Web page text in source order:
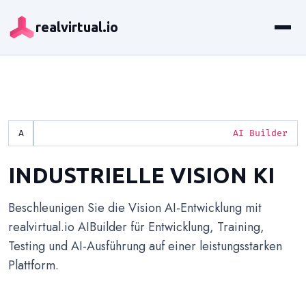
realvirtual.io
AI Builder
INDUSTRIELLE VISION KI
Beschleunigen Sie die Vision AI-Entwicklung mit
realvirtual.io AIBuilder für Entwicklung, Training,
Testing und AI-Ausführung auf einer leistungsstarken
Plattform.